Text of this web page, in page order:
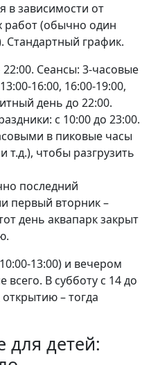
в зависимости от
работ (обычно один
Стандартный график.
22:00. Сеансы: 3-часовые
16:00, 16:00-19:00,
день до 22:00.
с 10:00 до 23:00.
в пиковые часы
т.д.), чтобы разгрузить
последний
первый вторник –
день аквапарк закрыт
13:00) и вечером
В субботу с 14 до
– тогда
для детей: